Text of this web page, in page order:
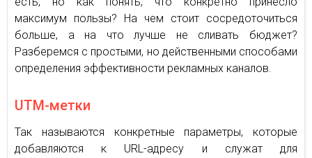
максимум пользы? На чем стоит сосредоточиться
больше, а на что лучше не сливать бюджет?
Разберемся с простыми, но действенными способами
определения эффективности рекламных каналов.
UTM-метки
Так называются конкретные параметры, которые
добавляются к URL-адресу и служат для